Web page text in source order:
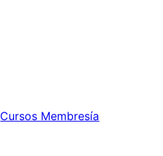
Cursos Membresía